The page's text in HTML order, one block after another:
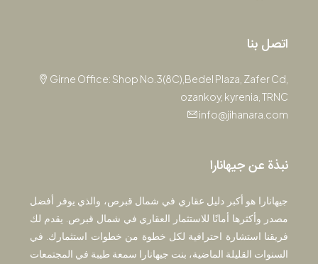
اتصل بنا
Girne Office: Shop No.3(8C),Bedel Plaza, Zafer Cd,
ozankoy, kyrenia, TRNC
info@jihanara.com
نبذة عن جيهانارا
جيهانارا هو أكبر دليل عقاري في شمال قبرص، والذي يوفر أفضل
مصدر وأكثرها أمانًا للاستثمار العقاري في شمال قبرص. يقدم لك
فريقنا استشارة احترافية لكل خطوة من خطوات استثمارك. في
السنوات القليلة الماضية، بنت جيهانارا سمعة طيبة في المجتمعات